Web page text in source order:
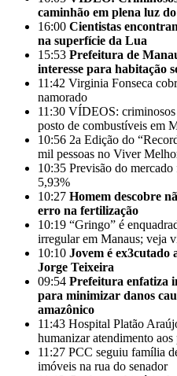
caminhão em plena luz
16:00 Cientistas
na superfície da Lua
15:53 Prefeitura de
interesse para habitação
11:42 Virginia Fonseca
namorado
11:30 VÍDEOS: criminosos
posto de combustíveis em
10:56 2a Edição do
mil pessoas no Viver
10:35 Previsão do
5,93%
10:27 Homem descobre
erro na fertilização
10:19 “Gringo” é
irregular em Manaus; veja
10:10 Jovem é ex3cutado
Jorge Teixeira
09:54 Prefeitura enfatiza
para minimizar danos
amazônico
11:43 Hospital Platão
humanizar atendimento aos
11:27 PCC seguiu família
imóveis na rua do senador